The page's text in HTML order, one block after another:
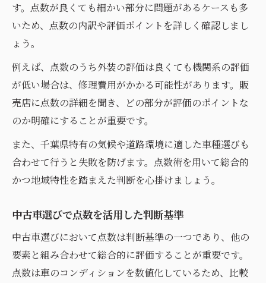
す。点数が良くても細かい部分に問題があるケースも多
いため、点数の内訳や評価ポイントを詳しく確認しまし
ょう。
例えば、点数のうち外装の評価は良くても機関系の評価
が低い場合は、修理費用がかかる可能性があります。販
売店に点数の詳細を聞き、どの部分が評価のポイントな
のか明確にすることが重要です。
また、千葉県特有の気候や道路環境に適した車種選びも
合わせて行うと失敗を防げます。点数術を用いて総合的
かつ地域特性を踏まえた判断を心掛けましょう。
中古車選びで点数を活用した判断基準
中古車選びにおいて点数は判断基準の一つであり、他の
要素と組み合わせて総合的に評価することが重要です。
点数は車のコンディションを数値化しているため、比較